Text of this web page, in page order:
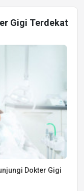
Gigi Terdekat
Dokter Gigi